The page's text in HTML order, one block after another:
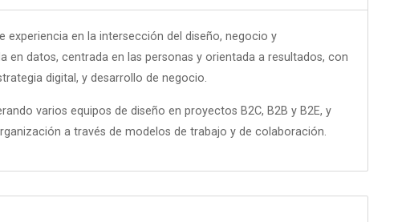
en la intersección del diseño, negocio y
en datos, centrada en las personas y orientada a resultados, con
digital, y desarrollo de negocio.
varios equipos de diseño en proyectos B2C, B2B y B2E, y
a través de modelos de trabajo y de colaboración.